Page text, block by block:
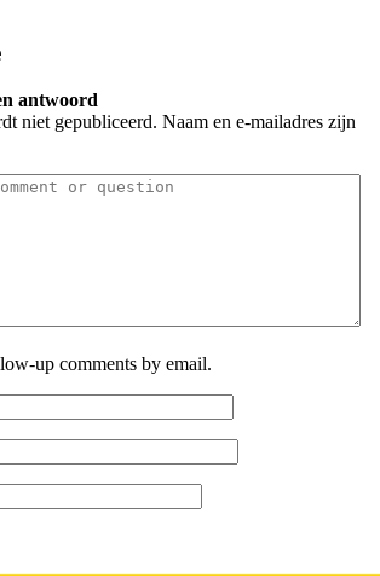
antwoord
niet gepubliceerd. Naam en e-mailadres zijn
up comments by email.